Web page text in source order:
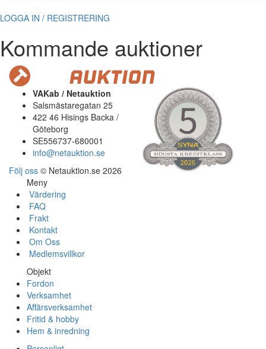
LOGGA IN / REGISTRERING
Kommande auktioner
VAKab / Netauktion
Salsmästaregatan 25
422 46 Hisings Backa /
Göteborg
SE556737-680001
info@netauktion.se
Följ oss © Netauktion.se 2026
Meny
Värdering
FAQ
Frakt
Kontakt
Om Oss
Medlemsvillkor
Objekt
Fordon
Verksamhet
Affärsverksamhet
Fritid & hobby
Hem & inredning